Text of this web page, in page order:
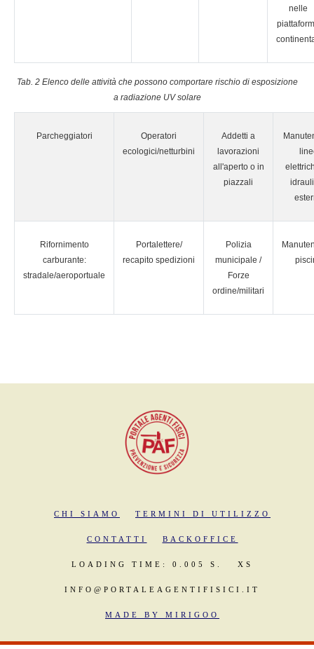
nelle
Tab. 2 Elenco delle attività che possono comportare rischio di esposizione
a radiazione UV solare
Parcheggiatori
Operatori
ecologici/netturbini
Addetti a
lavorazioni
all'aperto o in
piazzali
Rifornimento
carburante:
stradale/aeroportuale
Portalettere/
recapito spedizioni
Polizia
municipale /
Forze
ordine/militari
CHI SIAMO TERMINI DI UTILIZZO
CONTATTI BACKOFFICE
LOADING TIME: 0.005 S. XS
INFO@PORTALEAGENTIFISICI.IT
MADE BY MIRIGOO